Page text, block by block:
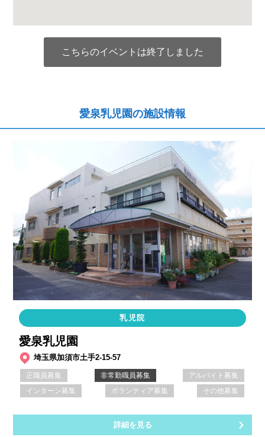
こちらのイベントは終了しました
愛泉乳児園の施設情報
乳児院
愛泉乳児園
埼玉県加須市土手2-15-57
正職員募集 非常勤職員募集
アルバイト募集
インターン募集
ボランティア募集 その他募集
詳細を見る